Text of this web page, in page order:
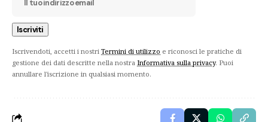
Iscrivendoti, accetti i nostri Termini di utilizzo e riconosci le pratiche di
gestione dei dati descritte nella nostra Informativa sulla privacy. Puoi
annullare l'iscrizione in qualsiasi momento.